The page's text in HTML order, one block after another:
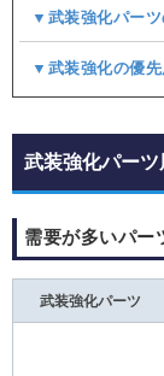
▼武装強化パーツ
▼武装強化の優先
武装強化パー
需要が多いパー
武装強化パーツ